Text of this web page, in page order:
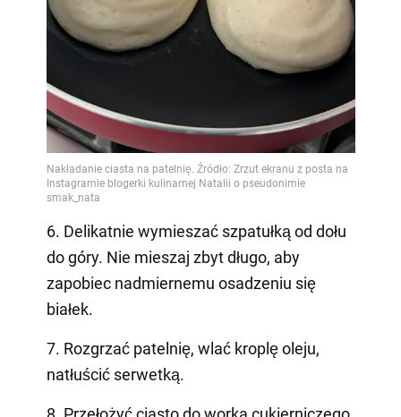
6. Delikatnie wymieszać szpatułką od dołu
do góry. Nie mieszaj zbyt długo, aby
zapobiec nadmiernemu osadzeniu się
białek.
7. Rozgrzać patelnię, wlać kroplę oleju,
natłuścić serwetką.